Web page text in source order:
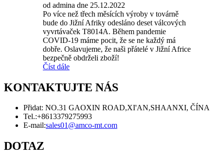
od admina dne 25.12.2022
Po více než třech měsících výroby v továrně
bude do Jižní Afriky odesláno deset válcových
vyvrtávaček T8014A. Během pandemie
COVID-19 máme pocit, že se ne každý má
dobře. Oslavujeme, že naši přátelé v Jižní Africe
bezpečně obdrželi zboží!
Číst dále
KONTAKTUJTE NÁS
Přidat: NO.31 GAOXIN ROAD,XI'AN,SHAANXI, ČÍNA
Tel.:+8613379275993
E-mail:sales01@amco-mt.com
DOTAZ